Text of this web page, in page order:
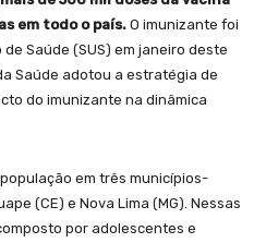
em todo o país. O imunizante foi
Saúde (SUS) em janeiro deste
Saúde adotou a estratégia de
do imunizante na dinâmica
em três municípios-
(CE) e Nova Lima (MG). Nessas
por adolescentes e